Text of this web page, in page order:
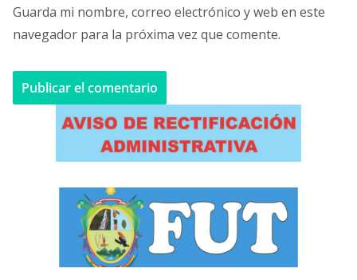
Guarda mi nombre, correo electrónico y web en este
navegador para la próxima vez que comente.